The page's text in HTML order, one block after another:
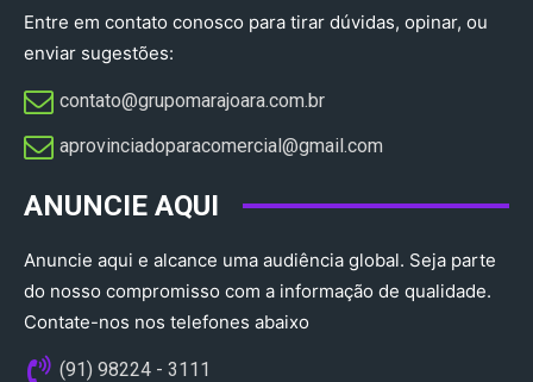
Entre em contato conosco para tirar dúvidas, opinar, ou
enviar sugestões:
contato@grupomarajoara.com.br
aprovinciadoparacomercial@gmail.com​
ANUNCIE AQUI
Anuncie aqui e alcance uma audiência global. Seja parte
do nosso compromisso com a informação de qualidade.
Contate-nos nos telefones abaixo
(91) 98224 - 3111